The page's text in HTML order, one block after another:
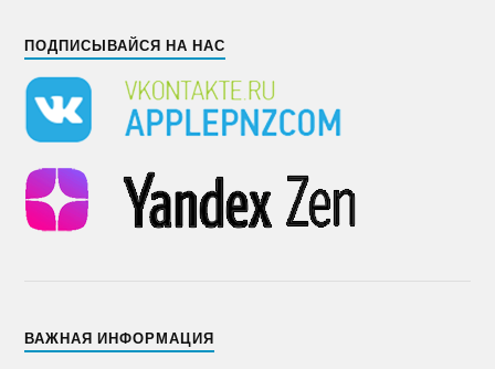
ПОДПИСЫВАЙСЯ НА НАС
ВАЖНАЯ ИНФОРМАЦИЯ